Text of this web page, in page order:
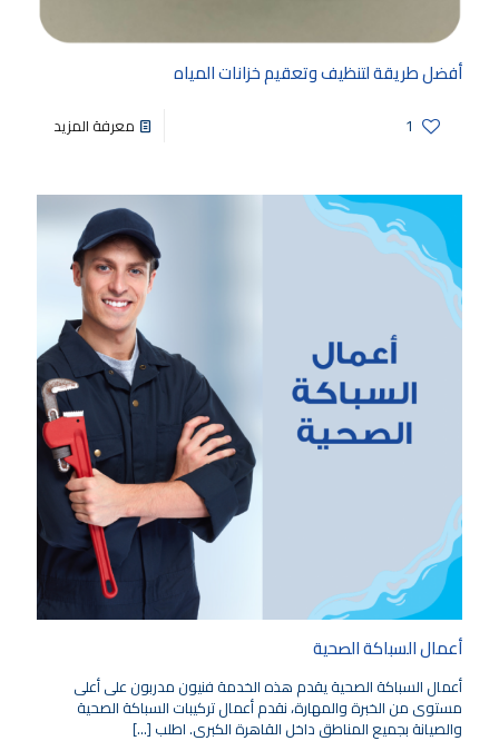
أفضل طريقة لتنظيف وتعقيم خزانات المياه
1 معرفة المزيد
أعمال السباكة الصحية
أعمال السباكة الصحية يقدم هذه الخدمة فنيون مدربون على أعلى
مستوى من الخبرة والمهارة، نقدم أعمال تركيبات السباكة الصحية
والصيانة بجميع المناطق داخل القاهرة الكبرى. اطلب […]